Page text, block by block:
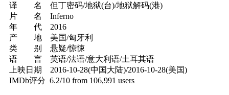
译 名 但丁密码/地狱(台)/地狱解码(港)
片 名 Inferno
年 代 2016
产 地 美国/匈牙利
类 别 悬疑/惊悚
语 言 英语/法语/意大利语/土耳其语
上映日期 2016-10-28(中国大陆)/2016-10-28(美国)
IMDb评分 6.2/10 from 106,991 users